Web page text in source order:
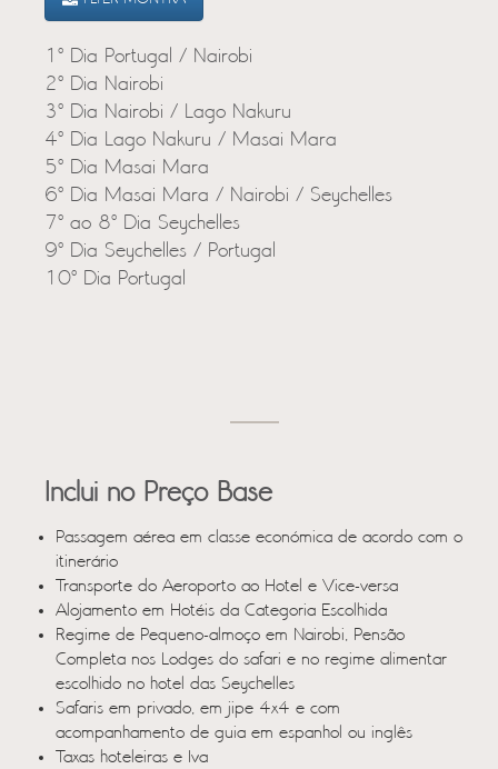
1º Dia Portugal / Nairobi
2º Dia Nairobi
3º Dia Nairobi / Lago Nakuru
4º Dia Lago Nakuru / Masai Mara
5º Dia Masai Mara
6º Dia Masai Mara / Nairobi / Seychelles
7º ao 8º Dia Seychelles
9º Dia Seychelles / Portugal
10º Dia Portugal
Inclui no Preço Base
Passagem aérea em classe económica de acordo com o
itinerário
Transporte do Aeroporto ao Hotel e Vice-versa
Alojamento em Hotéis da Categoria Escolhida
Regime de Pequeno-almoço em Nairobi, Pensão
Completa nos Lodges do safari e no regime alimentar
escolhido no hotel das Seychelles
Safaris em privado, em jipe 4x4 e com
acompanhamento de guia em espanhol ou inglês
Taxas hoteleiras e Iva